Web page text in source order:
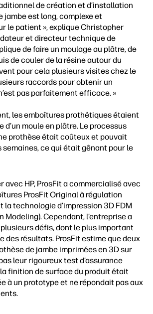
de création et d’installation
jambe est long, complexe et
le patient », explique Christopher
et directeur technique de
de faire un moulage au plâtre, de
de couler de la résine autour du
pour cela plusieurs visites chez le
raccords pour obtenir un
pas parfaitement efficace. »
les emboîtures prothétiques étaient
d’un moule en plâtre. Le processus
prothèse était coûteux et pouvait
semaines, ce qui était gênant pour le
avec HP, ProsFit a commercialisé avec
ProsFit Original à régulation
technologie d’impression 3D FDM
Modeling). Cependant, l’entreprise a
défis, dont le plus important
des résultats. ProsFit estime que deux
de jambe imprimées en 3D sur
leur rigoureux test d’assurance
finition de surface du produit était
à un prototype et ne répondait pas aux